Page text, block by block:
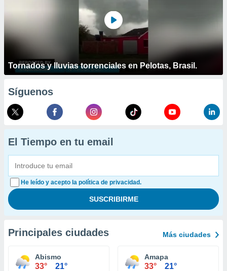
Tornados y lluvias torrenciales en Pelotas, Brasil.
Síguenos
El Tiempo en tu email
He leído y acepto la política de privacidad.
Principales ciudades Más ciudades
Abismo
33° 21°
Amapa
33° 21°